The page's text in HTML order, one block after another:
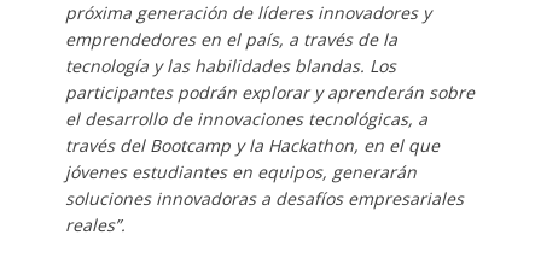
próxima generación de líderes innovadores y
emprendedores en el país, a través de la
tecnología y las habilidades blandas. Los
participantes podrán explorar y aprenderán sobre
el desarrollo de innovaciones tecnológicas, a
través del Bootcamp y la Hackathon, en el que
jóvenes estudiantes en equipos, generarán
soluciones innovadoras a desafíos empresariales
reales”.